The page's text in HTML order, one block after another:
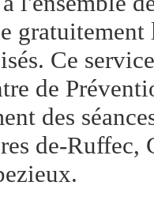
Ce
de
des
de-Ruffec,